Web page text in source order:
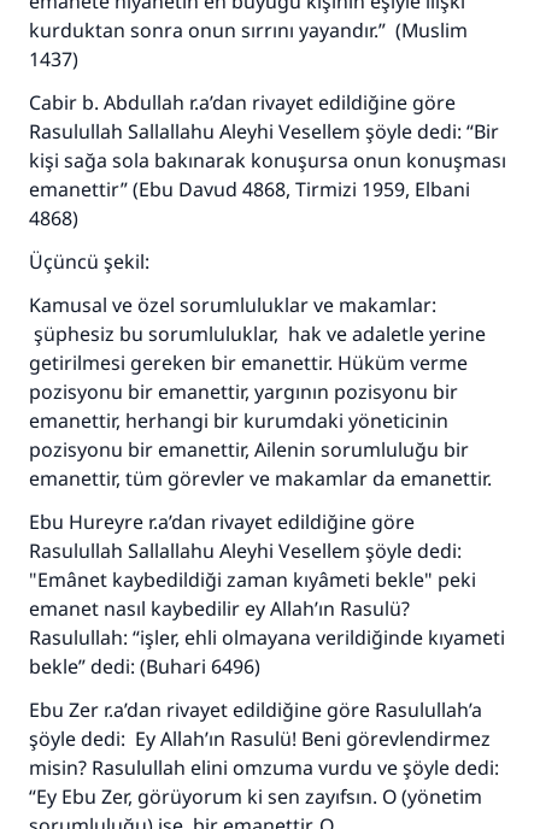
kurduktan sonra onun sırrını yayandır.” (Muslim
1437)
Cabir b. Abdullah r.a’dan rivayet edildiğine göre
Rasulullah Sallallahu Aleyhi Vesellem şöyle dedi: “Bir
kişi sağa sola bakınarak konuşursa onun konuşması
emanettir” (Ebu Davud 4868, Tirmizi 1959, Elbani
4868)
Üçüncü şekil:
Kamusal ve özel sorumluluklar ve makamlar:
şüphesiz bu sorumluluklar, hak ve adaletle yerine
getirilmesi gereken bir emanettir. Hüküm verme
pozisyonu bir emanettir, yargının pozisyonu bir
emanettir, herhangi bir kurumdaki yöneticinin
pozisyonu bir emanettir, Ailenin sorumluluğu bir
emanettir, tüm görevler ve makamlar da emanettir.
Ebu Hureyre r.a’dan rivayet edildiğine göre
Rasulullah Sallallahu Aleyhi Vesellem şöyle dedi:
"Emânet kaybedildiği zaman kıyâmeti bekle" peki
emanet nasıl kaybedilir ey Allah’ın Rasulü?
Rasulullah: “işler, ehli olmayana verildiğinde kıyameti
bekle” dedi: (Buhari 6496)
Ebu Zer r.a’dan rivayet edildiğine göre Rasulullah’a
şöyle dedi: Ey Allah’ın Rasulü! Beni görevlendirmez
misin? Rasulullah elini omzuma vurdu ve şöyle dedi:
“Ey Ebu Zer, görüyorum ki sen zayıfsın. O (yönetim
110845 Nolu Cevap, bir evliliği